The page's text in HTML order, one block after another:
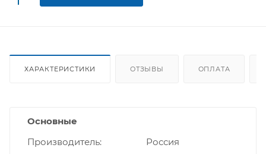
ХАРАКТЕРИСТИКИ ОТЗЫВЫ ОПЛАТА
Основные
Производитель
Россия